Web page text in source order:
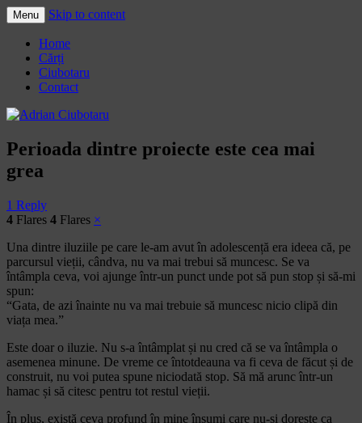
Adrian Ciubotaru
Menu Skip to content
Home
Cărți
Ciubotaru
Contact
Perioada dintre proiecte este cea mai
grea
1 Reply
4 Flares 4 Flares ×
Una dintre iluziile pe care le-am avut în adolescență era ideea că, pe
parcursul vieții, cândva, nu va mai trebui să muncesc. Se va
întâmpla ceva, voi ajunge într-un punct unde pot să pun stop și să-mi
spun:
“Gata, de azi înainte nu va mai trebuie să muncesc nicio clipă din
viața mea.”
Este doar o iluzie. Nu s-a întâmplat și nu cred că se va întâmpla o
asemenea minune. De vreme ce întotdeauna va fi ceva de făcut și de
construit, nu voi putea spune niciodată stop. Să mă arunc într-un
hamac și să citesc pentru tot restul vieții.
În plus, există ceva profund în mine însumi care nu-și dorește ca